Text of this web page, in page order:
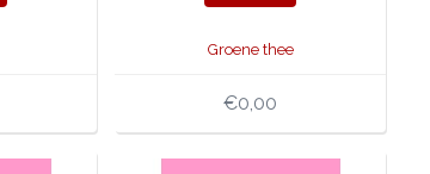
Groene thee
€0,00